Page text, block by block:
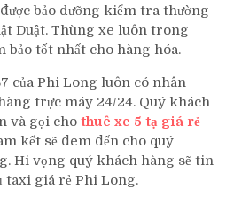
bảo dưỡng kiểm tra thường
Duật. Thùng xe luôn trong
bảo tốt nhất cho hàng hóa.
của Phi Long luôn có nhân
trực máy 24/24. Quý khách
và gọi cho thuê xe 5 tạ giá rẻ
kết sẽ đem đến cho quý
Hi vọng quý khách hàng sẽ tin
taxi giá rẻ Phi Long.